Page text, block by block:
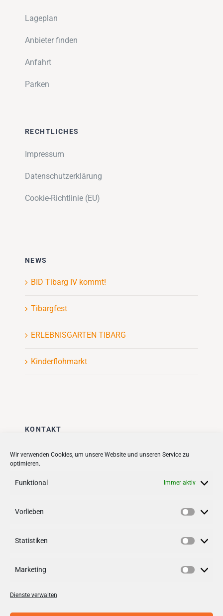
Wir verwenden Cookies, um unsere Website und unseren Service zu
optimieren.
Funktional Immer aktiv
Vorlieben
Statistiken
Marketing
Dienste verwalten
Lageplan
Anbieter finden
Anfahrt
Parken
RECHTLICHES
Impressum
Datenschutzerklärung
Cookie-Richtlinie (EU)
NEWS
BID Tibarg IV kommt!
Tibargfest
ERLEBNISGARTEN TIBARG
Kinderflohmarkt
KONTAKT
Stadt + Handel City- und
Quartiersmanagement
Follow us on